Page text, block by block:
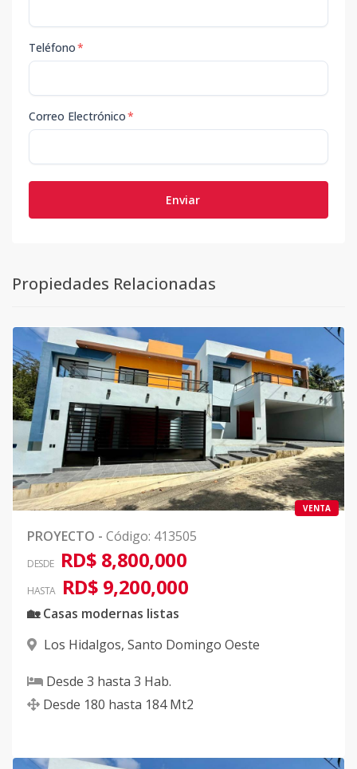
Teléfono*
Correo Electrónico*
Enviar
Propiedades Relacionadas
VENTA
PROYECTO - Código: 413505
DESDE RD$ 8,800,000
HASTA RD$ 9,200,000
🏡 Casas modernas listas
Los Hidalgos, Santo Domingo Oeste
Desde 3 hasta 3 Hab.
Desde 180 hasta 184 Mt2